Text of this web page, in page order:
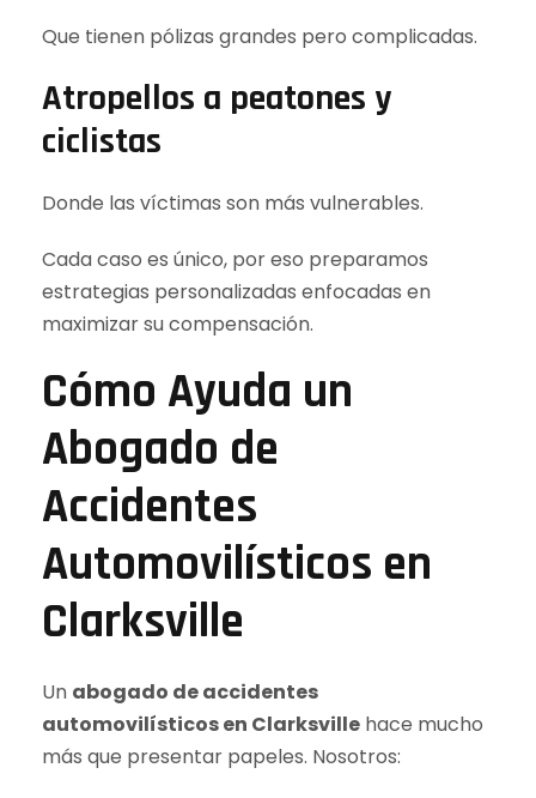
Que tienen pólizas grandes pero complicadas.
Atropellos a peatones y
ciclistas
Donde las víctimas son más vulnerables.
Cada caso es único, por eso preparamos
estrategias personalizadas enfocadas en
maximizar su compensación.
Cómo Ayuda un
Abogado de
Accidentes
Automovilísticos en
Clarksville
Un abogado de accidentes
automovilísticos en Clarksville hace mucho
más que presentar papeles. Nosotros: